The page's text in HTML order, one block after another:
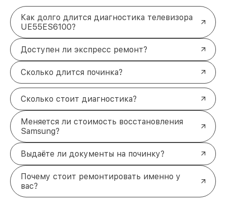
Как долго длится диагностика телевизора
UE55ES6100?
Доступен ли экспресс ремонт?
Сколько длится починка?
Сколько стоит диагностика?
Меняется ли стоимость восстановления
Samsung?
Выдаёте ли документы на починку?
Почему стоит ремонтировать именно у
вас?